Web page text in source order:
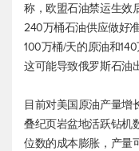
称，欧盟石油禁运生效
240万桶石油供应做好
100万桶/天的原油和
这可能导致俄罗斯石油
目前对美国原油产量增
叠纪页岩盆地活跃钻机
位数的成本膨胀，产量